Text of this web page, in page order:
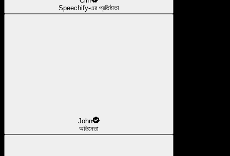
Speechify-এর প্রতিষ্ঠাতা
John
অভিনেতা